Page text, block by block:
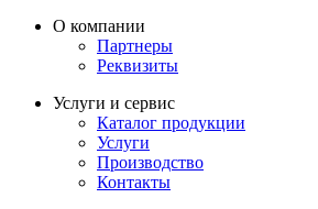
О компании
Партнеры
Реквизиты
Услуги и сервис
Каталог продукции
Услуги
Производство
Контакты